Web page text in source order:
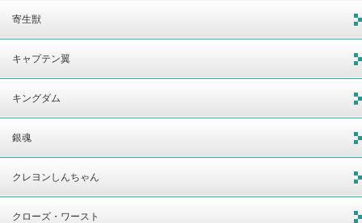
寄生獣
キャプテン翼
キングダム
銀魂
クレヨンしんちゃん
クローズ・ワースト